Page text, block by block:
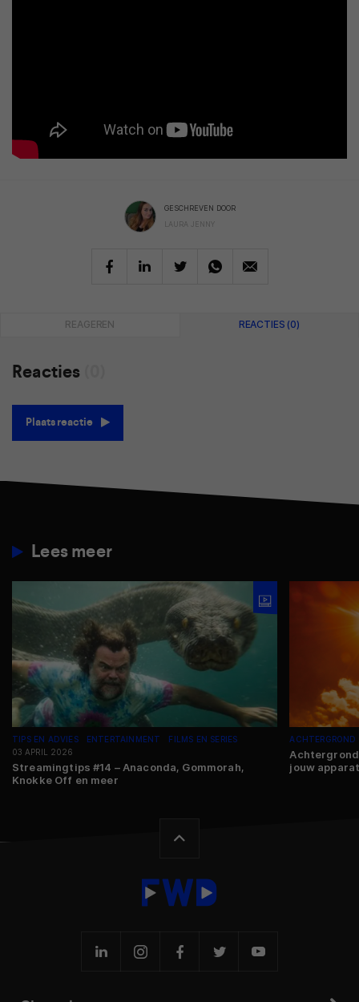
GESCHREVEN DOOR
LAURA JENNY
REAGEREN REACTIES (0)
Reacties
Plaats reactie
Lees meer
TIPS EN ADVIES ENTERTAINMENT
FILMS EN SERIES
03 APRIL 2026
Streamingtips #14 – Anaconda, Gommorah,
Knokke Off en meer
ACHTERGROND
jouw